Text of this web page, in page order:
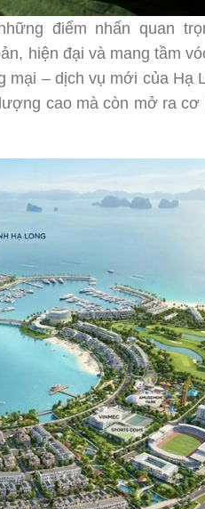
điểm nhấn quan
hiện đại và mang tầm
– dịch vụ mới của Hạ
cao mà còn mở ra